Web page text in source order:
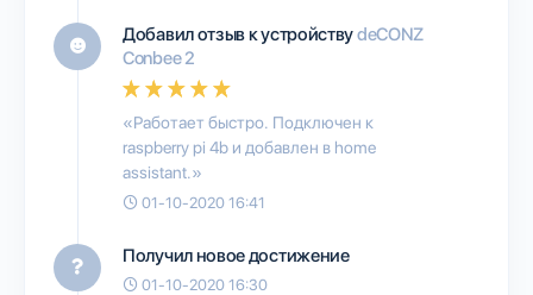
Добавил отзыв к устройствуdeCONZ
Conbee 2
«Работает быстро. Подключен к
raspberry pi 4b и добавлен в home
assistant.»
01-10-2020 16:41
Получил новое достижение
01-10-2020 16:30